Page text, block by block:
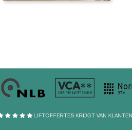
LIFTOFFERTES KRIJGT VAN KLANTEN